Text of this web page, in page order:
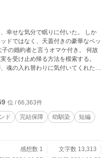
幸せな気分で眠りに付いた。 しか
ドではなく、天蓋付きの豪華なベッ
の婚約者と言うオマケ付き。 何故
を受け止め帰る方法を模索する。
魂の入れ替わりに気付いてくれた事
位 / 66,363件
ド 完結保障 幼馴染
短編
感想数 1
文字数 13,313